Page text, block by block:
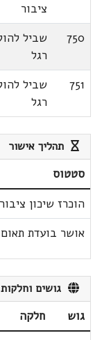
ציבור
750
שביל
רגל
751
שביל
רגל
תהליך אישור
סטטוס
הוכרז שיכון
אושר בועדת תאום
גושים וחלקות
גוש
חלקה